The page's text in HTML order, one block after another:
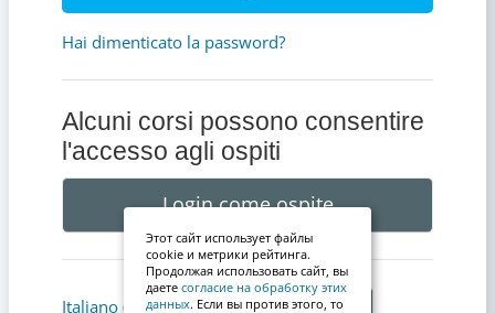
Hai dimenticato la password?
Alcuni corsi possono consentire
l'accesso agli ospiti
Login come ospite
Italiano ‎(it)‎ Informativa cookie
Этот сайт использует файлы
cookie и метрики рейтинга.
Продолжая использовать сайт, вы
даете согласие на обработку этих
данных. Если вы против этого, то